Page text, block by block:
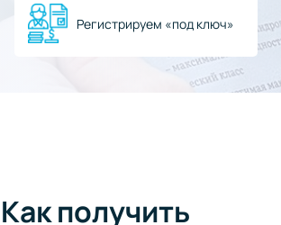
Регистрируем «под ключ»
Как получить